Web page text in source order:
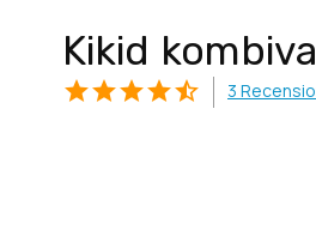
Kikid
3